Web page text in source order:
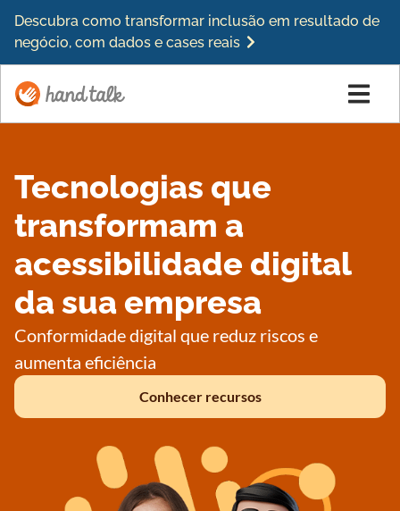
Descubra como transformar inclusão em resultado de
negócio, com dados e cases reais
Tecnologias que
transformam a
acessibilidade digital
da sua empresa
Conformidade digital que reduz riscos e
aumenta eficiência
Conhecer recursos